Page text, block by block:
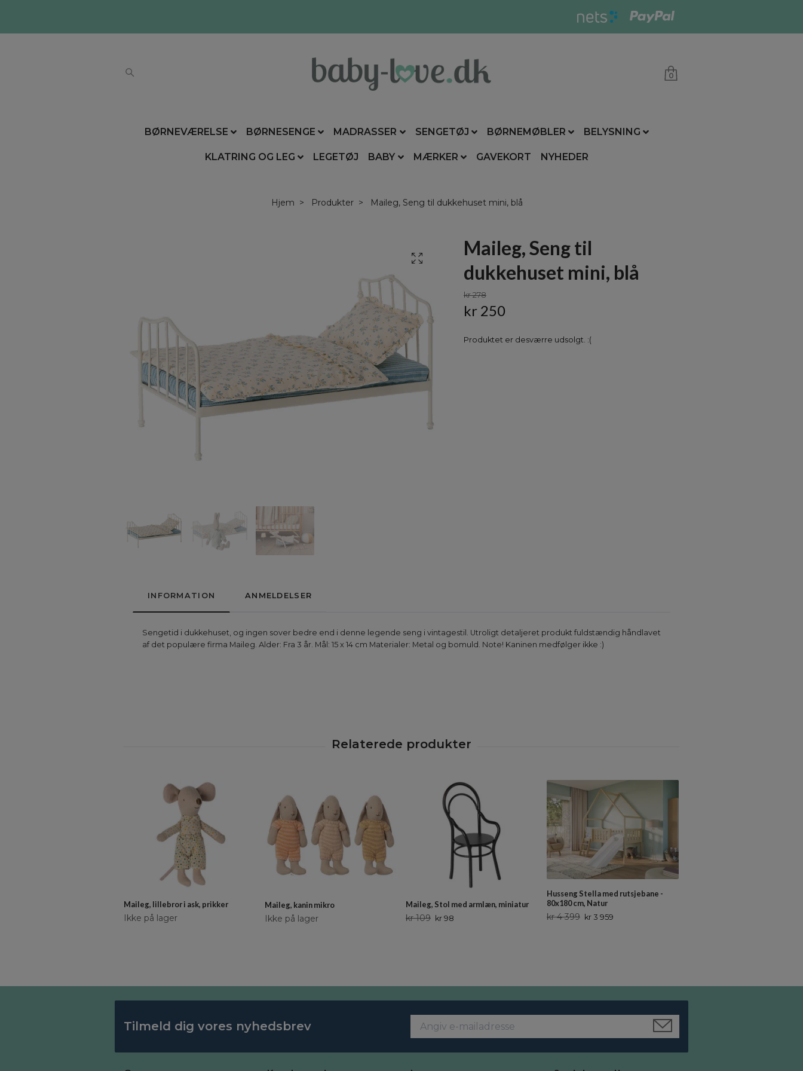
0
BØRNEVÆRELSE BØRNESENGE MADRASSER SENGETØJ BØRNEMØBLER BELYSNING
KLATRING OG LEG LEGETØJ BABY MÆRKER GAVEKORT NYHEDER
Hjem Produkter Maileg, Seng til dukkehuset mini, blå
Maileg, Seng til
dukkehuset mini, blå
kr 278
kr 250
Produktet er desværre udsolgt. :(
INFORMATION ANMELDELSER
Sengetid i dukkehuset, og ingen sover bedre end i denne legende seng i vintagestil. Utroligt detaljeret produkt fuldstændig håndlavet
af det populære firma Maileg. Alder: Fra 3 år. Mål: 15 x 14 cm Materialer: Metal og bomuld. Note! Kaninen medfølger ikke :)
Maileg, lillebror i ask, prikker
Ikke på lager
Maileg, kanin mikro
Ikke på lager
Maileg, Stol med armlæn, miniatur
kr 109 kr 98
Husseng Stella med rutsjebane -
80x180 cm, Natur
kr 4 399 kr 3 959
Tilmeld dig vores nyhedsbrev